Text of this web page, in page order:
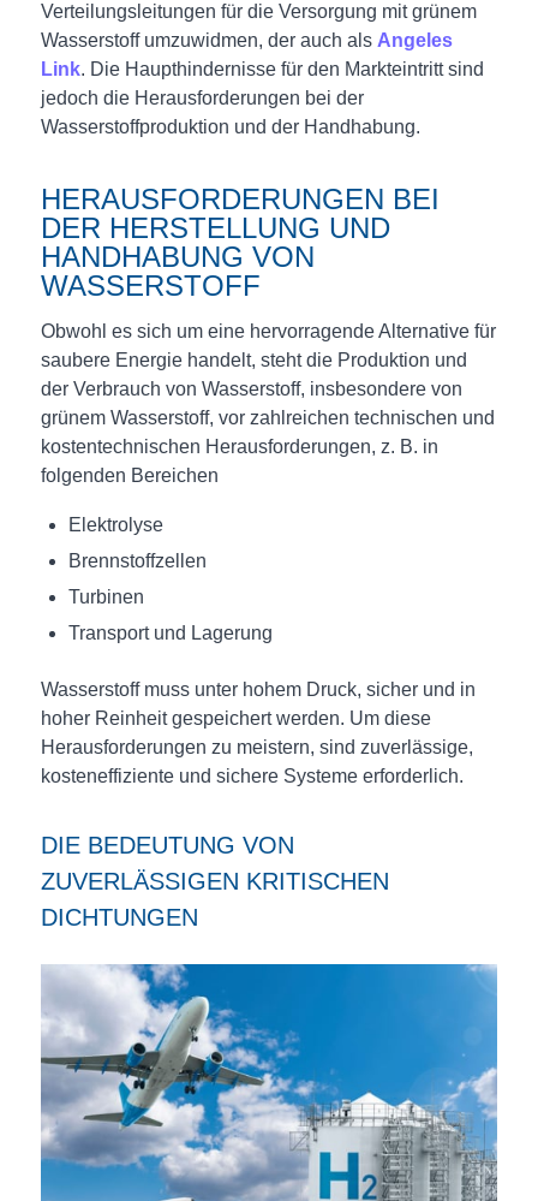
Verteilungsleitungen für die Versorgung mit grünem
Wasserstoff umzuwidmen, der auch als Angeles
Link. Die Haupthindernisse für den Markteintritt sind
jedoch die Herausforderungen bei der
Wasserstoffproduktion und der Handhabung.
HERAUSFORDERUNGEN BEI
DER HERSTELLUNG UND
HANDHABUNG VON
WASSERSTOFF
Obwohl es sich um eine hervorragende Alternative für
saubere Energie handelt, steht die Produktion und
der Verbrauch von Wasserstoff, insbesondere von
grünem Wasserstoff, vor zahlreichen technischen und
kostentechnischen Herausforderungen, z. B. in
folgenden Bereichen
Elektrolyse
Brennstoffzellen
Turbinen
Transport und Lagerung
Wasserstoff muss unter hohem Druck, sicher und in
hoher Reinheit gespeichert werden. Um diese
Herausforderungen zu meistern, sind zuverlässige,
kosteneffiziente und sichere Systeme erforderlich.
DIE BEDEUTUNG VON
ZUVERLÄSSIGEN KRITISCHEN
DICHTUNGEN